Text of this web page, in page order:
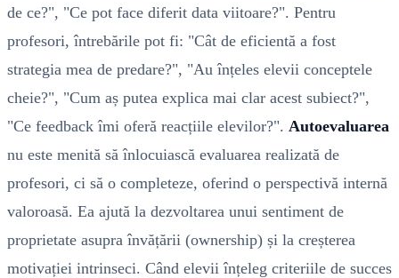
de ce?", "Ce pot face diferit data viitoare?". Pentru
profesori, întrebările pot fi: "Cât de eficientă a fost
strategia mea de predare?", "Au înțeles elevii conceptele
cheie?", "Cum aș putea explica mai clar acest subiect?",
"Ce feedback îmi oferă reacțiile elevilor?". Autoevaluarea
nu este menită să înlocuiască evaluarea realizată de
profesori, ci să o completeze, oferind o perspectivă internă
valoroasă. Ea ajută la dezvoltarea unui sentiment de
proprietate asupra învățării (ownership) și la creșterea
motivației intrinseci. Când elevii înțeleg criteriile de succes